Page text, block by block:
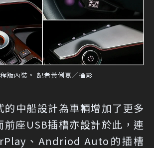
版內裝。 記者黃俐嘉／攝影
的中船設計為車輛增加了更多
前座USB插槽亦設計於此，連
、Andriod Auto的插槽